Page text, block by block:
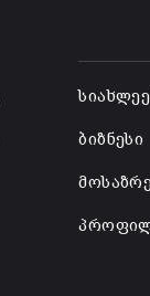
ბიზნესი